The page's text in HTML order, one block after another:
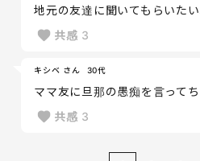
地元の友達に聞いてもらいたい
共感 3
キシベ さん 30代
ママ友に旦那の愚痴を言って
共感 3